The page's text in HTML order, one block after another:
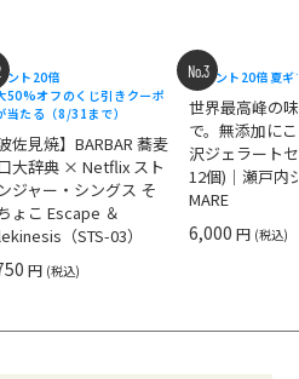
ント20倍
50%オフのくじ引きクーポ
当たる（8/31まで）
波佐見焼】BARBAR 蕎麦
大辞典 × Netflix スト
ジャー・シングス そ
ょこ Escape ＆
（STS-03）
円 (税込)
No.3
ポイント20倍 夏
世界最高峰の
で。無添加に
沢ジェラート
12個)｜瀬戸内
MARE
6,000円 (税込)